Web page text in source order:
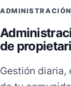
de
Gestión diaria,